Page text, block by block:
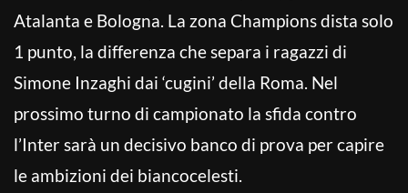
Atalanta e Bologna. La zona Champions dista solo
1 punto, la differenza che separa i ragazzi di
Simone Inzaghi dai ‘cugini’ della Roma. Nel
prossimo turno di campionato la sfida contro
l’Inter sarà un decisivo banco di prova per capire
le ambizioni dei biancocelesti.